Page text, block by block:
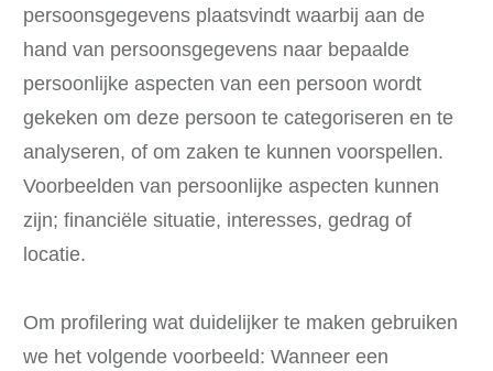
persoonsgegevens plaatsvindt waarbij aan de
hand van persoonsgegevens naar bepaalde
persoonlijke aspecten van een persoon wordt
gekeken om deze persoon te categoriseren en te
analyseren, of om zaken te kunnen voorspellen.
Voorbeelden van persoonlijke aspecten kunnen
zijn; financiële situatie, interesses, gedrag of
locatie.
Om profilering wat duidelijker te maken gebruiken
we het volgende voorbeeld: Wanneer een